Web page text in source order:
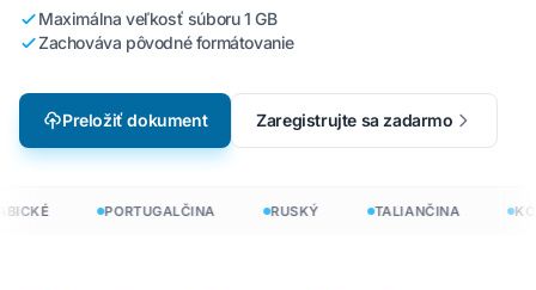
Maximálna veľkosť súboru 1 GB
Zachováva pôvodné formátovanie
Preložiť dokument Zaregistrujte sa zadarmo
PORTUGALČINA RUSKÝ TALIANČINA